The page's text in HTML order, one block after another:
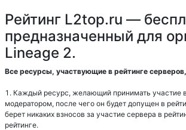
Рейтинг L2top.ru —
предназначенный для
Lineage 2.
Все ресурсы, участвующие в рейтинге
Каждый ресурс, желающий принимать участие
модератором, после чего он будет допущен в
берет никаких взносов за участие сервера в
рейтинге.